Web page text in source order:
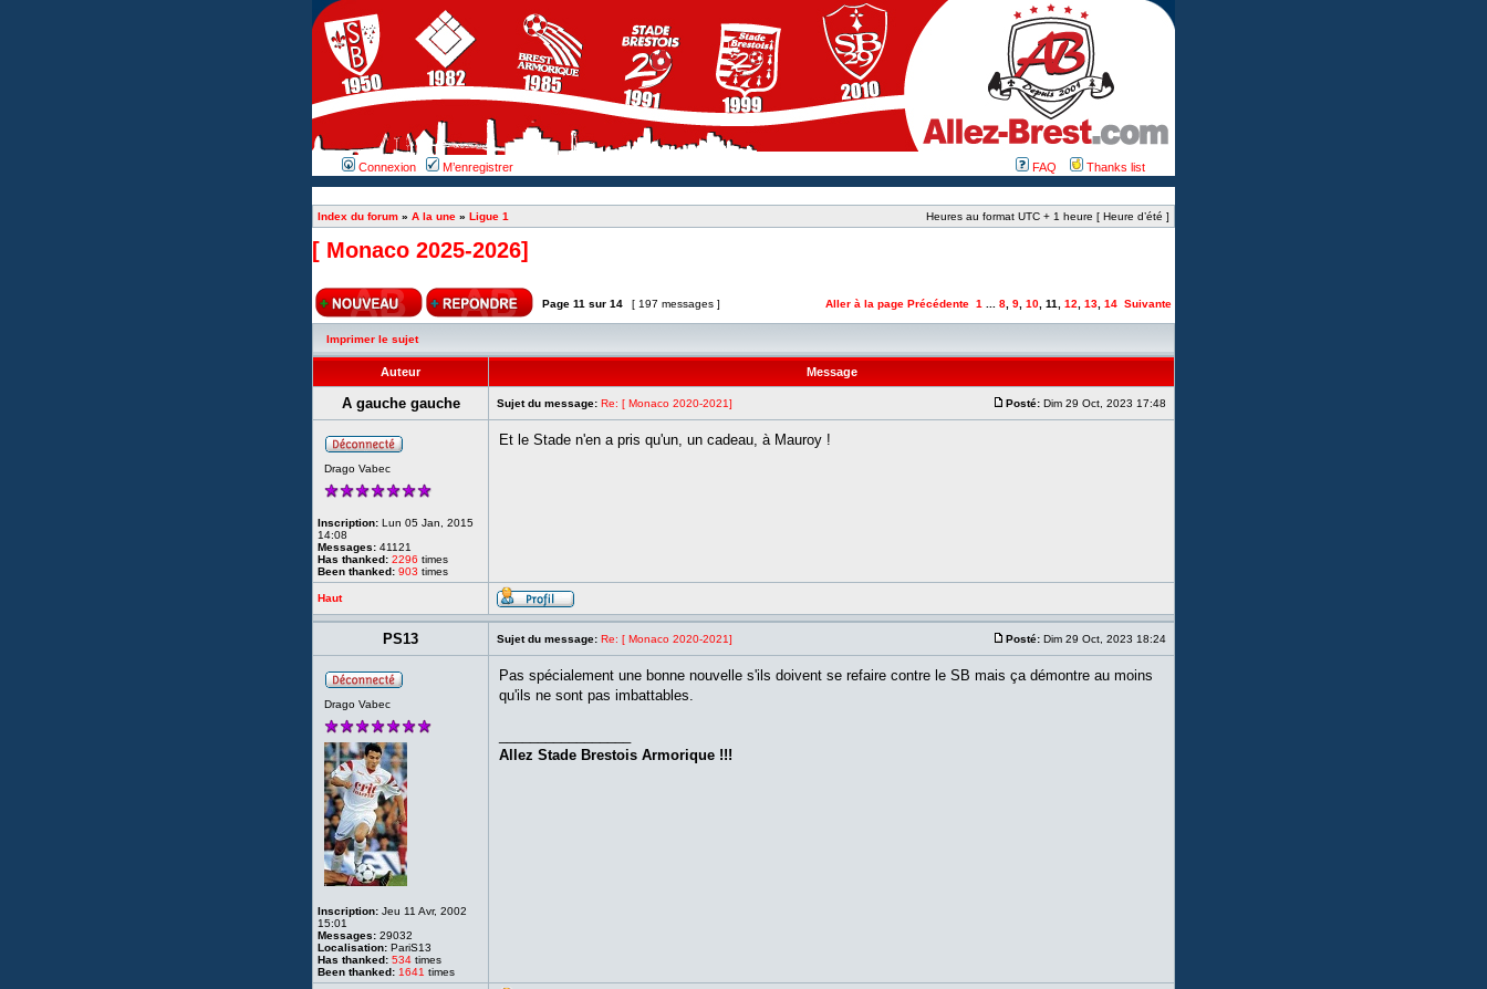
Connexion M’enregistrer FAQ Thanks list
Index du forum » A la une » Ligue 1 Heures au format UTC + 1 heure [ Heure d’été ]
[ Monaco 2025-2026]
Page 11 sur 14 [ 197 messages ] Aller à la page Précédente 1 8 9 10 11 12 13 14 Suivante
Imprimer le sujet
Auteur Message
A gauche gauche Sujet du message: Re: [ Monaco 2020-2021] Posté: Dim 29 Oct, 2023 17:48
Drago Vabec
Inscription: Lun 05 Jan, 2015
14:08
Messages: 41121
Has thanked: 2296 times
Been thanked: 903 times
Et le Stade n'en a pris qu'un, un cadeau, à Mauroy !
Haut
PS13 Sujet du message: Re: [ Monaco 2020-2021] Posté: Dim 29 Oct, 2023 18:24
Drago Vabec
Inscription: Jeu 11 Avr, 2002
15:01
Messages: 29032
Localisation: PariS13
Has thanked: 534 times
Been thanked: 1641 times
Pas spécialement une bonne nouvelle s'ils doivent se refaire contre le SB mais ça démontre au moins
qu'ils ne sont pas imbattables.
Allez Stade Brestois Armorique !!!